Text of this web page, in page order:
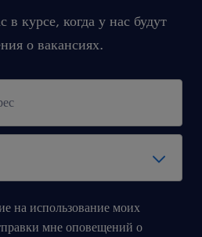
номер записи 47
призначена для осіб
курсе, когда у нас будут
о вакансиях.
на использование моих
мне оповещений о